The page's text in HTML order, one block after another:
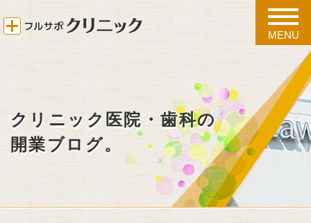
toggle
MENU
クリニック医院・歯科の
開業ブログ。